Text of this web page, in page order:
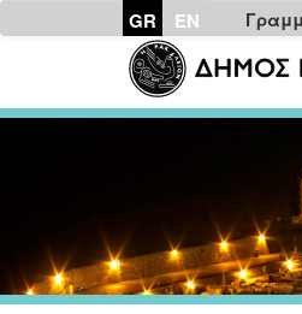
GR EN